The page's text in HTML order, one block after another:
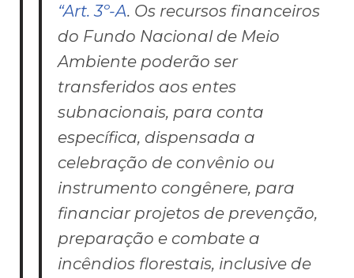
“Art. 3º-A. Os recursos financeiros
do Fundo Nacional de Meio
Ambiente poderão ser
transferidos aos entes
subnacionais, para conta
específica, dispensada a
celebração de convênio ou
instrumento congênere, para
financiar projetos de prevenção,
preparação e combate a
incêndios florestais, inclusive de